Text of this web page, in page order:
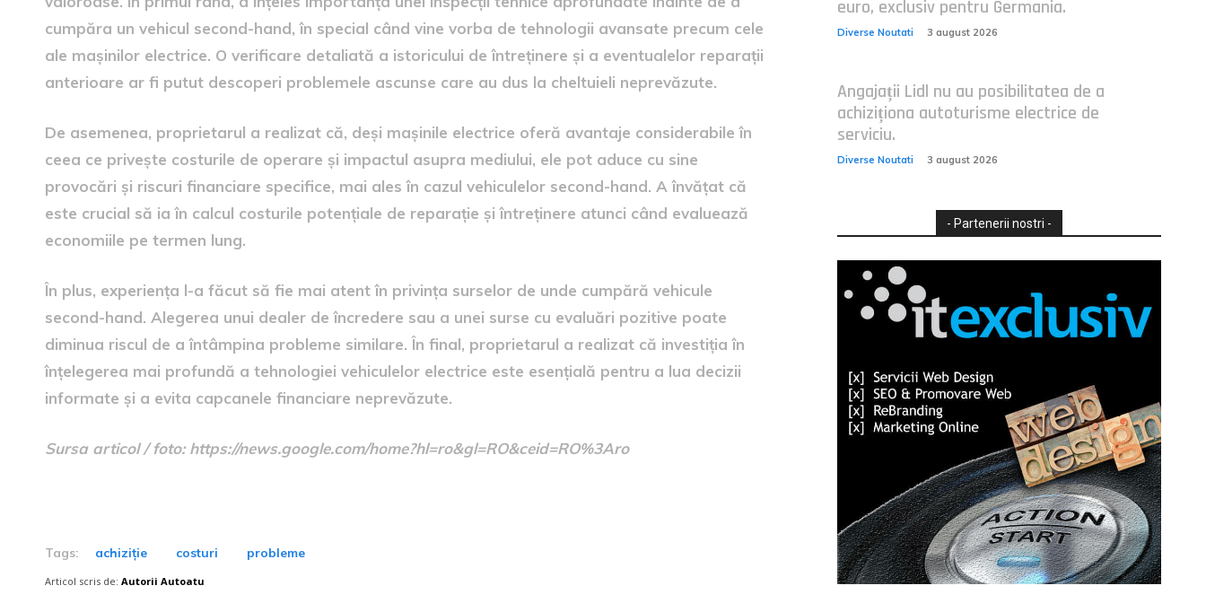
cumpăra un vehicul second-hand, în special când vine vorba de tehnologii avansate precum cele
ale mașinilor electrice. O verificare detaliată a istoricului de întreținere și a eventualelor reparații
anterioare ar fi putut descoperi problemele ascunse care au dus la cheltuieli neprevăzute.
De asemenea, proprietarul a realizat că, deși mașinile electrice oferă avantaje considerabile în
ceea ce privește costurile de operare și impactul asupra mediului, ele pot aduce cu sine
provocări și riscuri financiare specifice, mai ales în cazul vehiculelor second-hand. A învățat că
este crucial să ia în calcul costurile potențiale de reparație și întreținere atunci când evaluează
economiile pe termen lung.
În plus, experiența l-a făcut să fie mai atent în privința surselor de unde cumpără vehicule
second-hand. Alegerea unui dealer de încredere sau a unei surse cu evaluări pozitive poate
diminua riscul de a întâmpina probleme similare. În final, proprietarul a realizat că investiția în
înțelegerea mai profundă a tehnologiei vehiculelor electrice este esențială pentru a lua decizii
informate și a evita capcanele financiare neprevăzute.
Sursa articol / foto: https://news.google.com/home?hl=ro&gl=RO&ceid=RO%3Aro
Tags: achiziție costuri probleme
Articol scris de: Autorii Autoatu
euro, exclusiv pentru Germania.
Diverse Noutati 3 august 2026
Angajații Lidl nu au posibilitatea de a
achiziționa autoturisme electrice de
serviciu.
Diverse Noutati 3 august 2026
- Partenerii nostri -